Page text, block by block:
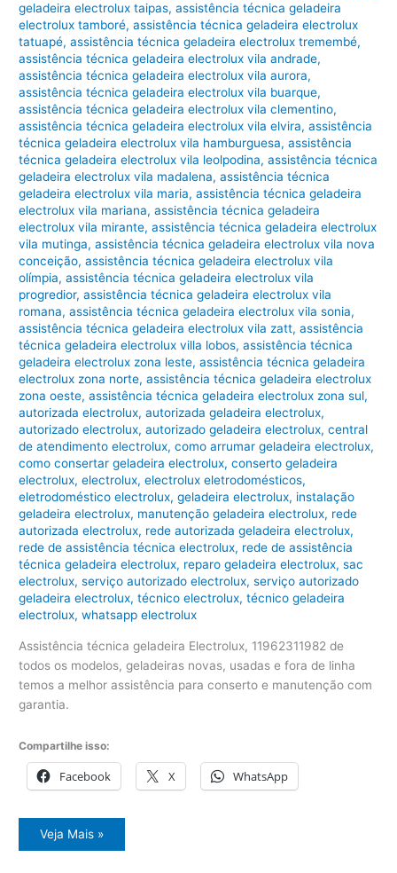
geladeira electrolux taipas,assistência técnica geladeira
electrolux tamboré,assistência técnica geladeira electrolux
tatuapé,assistência técnica geladeira electrolux tremembé,
assistência técnica geladeira electrolux vila andrade,
assistência técnica geladeira electrolux vila aurora,
assistência técnica geladeira electrolux vila buarque,
assistência técnica geladeira electrolux vila clementino,
assistência técnica geladeira electrolux vila elvira,assistência
técnica geladeira electrolux vila hamburguesa,assistência
técnica geladeira electrolux vila leolpodina,assistência técnica
geladeira electrolux vila madalena,assistência técnica
geladeira electrolux vila maria,assistência técnica geladeira
electrolux vila mariana,assistência técnica geladeira
electrolux vila mirante,assistência técnica geladeira electrolux
vila mutinga,assistência técnica geladeira electrolux vila nova
conceição,assistência técnica geladeira electrolux vila
olímpia,assistência técnica geladeira electrolux vila
progredior,assistência técnica geladeira electrolux vila
romana,assistência técnica geladeira electrolux vila sonia,
assistência técnica geladeira electrolux vila zatt,assistência
técnica geladeira electrolux villa lobos,assistência técnica
geladeira electrolux zona leste,assistência técnica geladeira
electrolux zona norte,assistência técnica geladeira electrolux
zona oeste,assistência técnica geladeira electrolux zona sul,
autorizada electrolux,autorizada geladeira electrolux,
autorizado electrolux,autorizado geladeira electrolux,central
de atendimento electrolux,como arrumar geladeira electrolux,
como consertar geladeira electrolux,conserto geladeira
electrolux,electrolux,electrolux eletrodomésticos,
eletrodoméstico electrolux,geladeira electrolux, instalação
geladeira electrolux, manutenção geladeira electrolux, rede
autorizada electrolux, rede autorizada geladeira electrolux,
rede de assistência técnica electrolux, rede de assistência
técnica geladeira electrolux, reparo geladeira electrolux,sac
electrolux,serviço autorizado electrolux,serviço autorizado
geladeira electrolux,técnico electrolux,técnico geladeira
electrolux,whatsapp electrolux
Assistência técnica geladeira Electrolux, 11962311982 de
todos os modelos, geladeiras novas, usadas e fora de linha
temos a melhor assistência para conserto e manutenção com
garantia.
Compartilhe isso:
Facebook X WhatsApp
Assistência
técnica
Veja Mais »